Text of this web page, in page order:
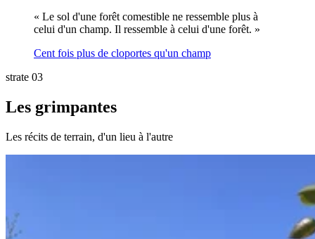
« Le sol d'une forêt comestible ne ressemble plus à
celui d'un champ. Il ressemble à celui d'une forêt. »
Cent fois plus de cloportes qu'un champ
strate 03
Les grimpantes
Les récits de terrain, d'un lieu à l'autre